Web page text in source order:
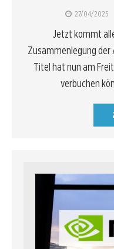
27/04/2025
Jetzt kommt
Zusammenlegung der
Titel hat nun am
verbuchen